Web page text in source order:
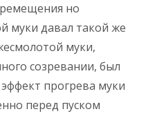
но
муки давал такой же
муки,
созревании, был
прогрева муки
перед пуском